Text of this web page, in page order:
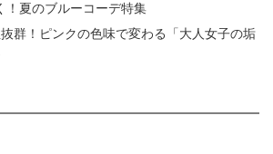
！夏のブルーコーデ特集
群！ピンクの色味で変わる「大人女子の垢